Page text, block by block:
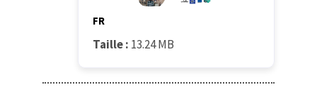
FR
Taille : 13.24 MB